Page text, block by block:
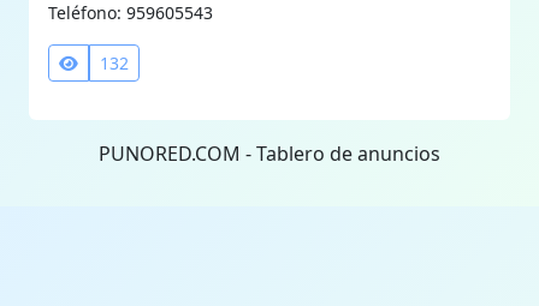
Teléfono: 959605543
132
PUNORED.COM - Tablero de anuncios